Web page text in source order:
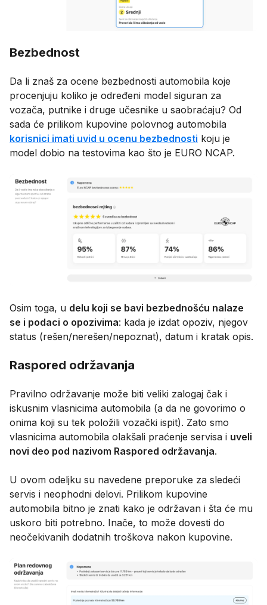
Bezbednost
Da li znaš za ocene bezbednosti automobila koje
procenjuju koliko je određeni model siguran za
vozača, putnike i druge učesnike u saobraćaju? Od
sada će prilikom kupovine polovnog automobila
korisnici imati uvid u ocenu bezbednosti koju je
model dobio na testovima kao što je EURO NCAP.
Osim toga, u delu koji se bavi bezbednošću nalaze
se i podaci o opozivima: kada je izdat opoziv, njegov
status (rešen/nerešen/nepoznat), datum i kratak opis.
Raspored održavanja
Pravilno održavanje može biti veliki zalogaj čak i
iskusnim vlasnicima automobila (a da ne govorimo o
onima koji su tek položili vozački ispit). Zato smo
vlasnicima automobila olakšali praćenje servisa i uveli
novi deo pod nazivom Raspored održavanja.
U ovom odeljku su navedene preporuke za sledeći
servis i neophodni delovi. Prilikom kupovine
automobila bitno je znati kako je održavan i šta će mu
uskoro biti potrebno. Inače, to može dovesti do
neočekivanih dodatnih troškova nakon kupovine.